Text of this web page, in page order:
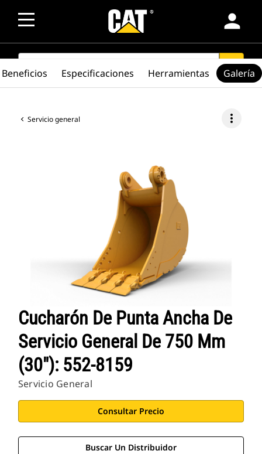
person
SEARCH search
Servicio general more_vert
Cucharón De Punta Ancha De
Servicio General De 750 Mm
(30"): 552-8159
Servicio General
Consultar Precio
Buscar Un Distribuidor
Beneficios Especificaciones Herramientas Galería